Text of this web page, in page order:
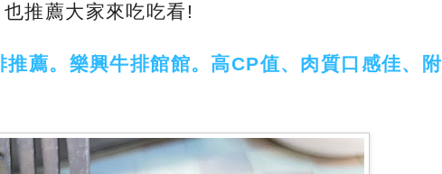
推薦大家來吃吃看!
推薦。樂興牛排館館。高CP值、肉質口感佳、附